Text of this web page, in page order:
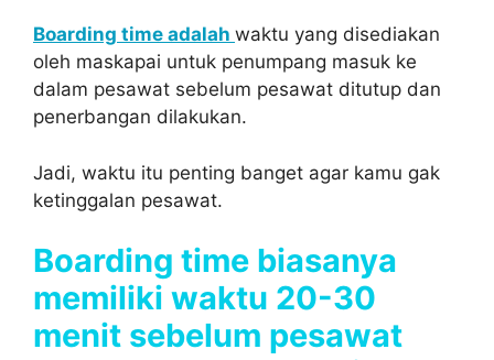
Boarding time adalah waktu yang disediakan
oleh maskapai untuk penumpang masuk ke
dalam pesawat sebelum pesawat ditutup dan
penerbangan dilakukan.
Jadi, waktu itu penting banget agar kamu gak
ketinggalan pesawat.
Boarding time biasanya
memiliki waktu 20-30
menit sebelum pesawat